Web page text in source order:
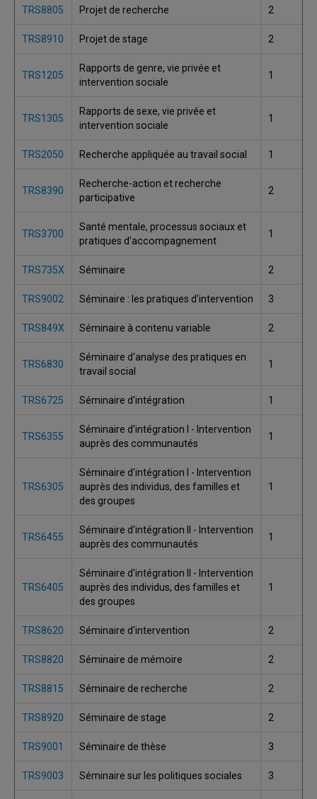
TRS8805 Projet de recherche 2
TRS8910 Projet de stage 2
TRS1205
Rapports de genre, vie privée et
intervention sociale
1
TRS1305
Rapports de sexe, vie privée et
intervention sociale
1
TRS2050 Recherche appliquée au travail social 1
TRS8390
Recherche-action et recherche
participative
2
TRS3700
Santé mentale, processus sociaux et
pratiques d'accompagnement
1
TRS735X Séminaire 2
TRS9002 Séminaire : les pratiques d'intervention 3
TRS849X Séminaire à contenu variable 2
TRS6830
Séminaire d'analyse des pratiques en
travail social
1
TRS6725 Séminaire d'intégration 1
TRS6355
Séminaire d'intégration I - Intervention
auprès des communautés
1
TRS6305
Séminaire d'intégration I - Intervention
auprès des individus, des familles et
des groupes
1
TRS6455
Séminaire d'intégration II - Intervention
auprès des communautés
1
TRS6405
Séminaire d'intégration II - Intervention
auprès des individus, des familles et
des groupes
1
TRS8620 Séminaire d'intervention 2
TRS8820 Séminaire de mémoire 2
TRS8815 Séminaire de recherche 2
TRS8920 Séminaire de stage 2
TRS9001 Séminaire de thèse 3
TRS9003 Séminaire sur les politiques sociales 3